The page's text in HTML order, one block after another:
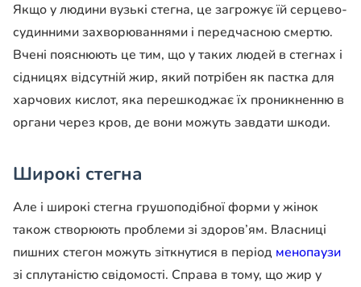
Якщо у людини вузькі стегна, це загрожує їй серцево-
судинними захворюваннями і передчасною смертю.
Вчені пояснюють це тим, що у таких людей в стегнах і
сідницях відсутній жир, який потрібен як пастка для
харчових кислот, яка перешкоджає їх проникненню в
органи через кров, де вони можуть завдати шкоди.
Широкі стегна
Але і широкі стегна грушоподібної форми у жінок
також створюють проблеми зі здоров’ям. Власниці
пишних стегон можуть зіткнутися в період менопаузи
зі сплутаністю свідомості. Справа в тому, що жир у